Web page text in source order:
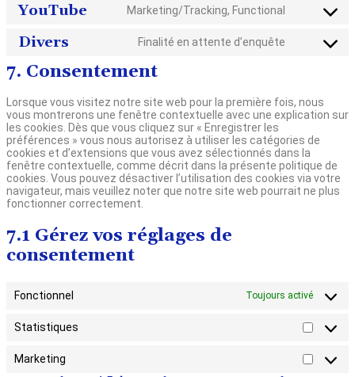
wordpress
google-
YouTube Marketing/Tracking, Functional
Consent
Divers Finalité en attente d’enquête
Consent
divers
7. Consentement
Lorsque vous visitez notre site web pour la première fois, nous
vous montrerons une fenêtre contextuelle avec une explication sur
les cookies. Dès que vous cliquez sur « Enregistrer les
préférences » vous nous autorisez à utiliser les catégories de
cookies et d’extensions que vous avez sélectionnés dans la
fenêtre contextuelle, comme décrit dans la présente politique de
cookies. Vous pouvez désactiver l’utilisation des cookies via votre
navigateur, mais veuillez noter que notre site web pourrait ne plus
fonctionner correctement.
7.1 Gérez vos réglages de
consentement
Fonctionnel Toujours activé
Statistiques
Marketing